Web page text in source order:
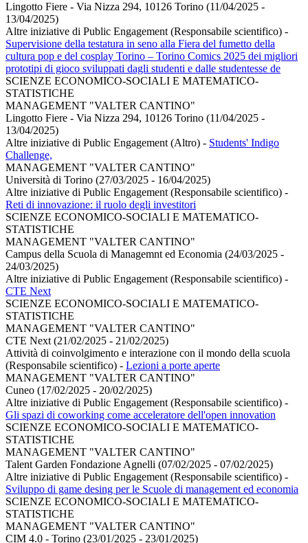
Lingotto Fiere - Via Nizza 294, 10126 Torino (11/04/2025 -
13/04/2025)
Altre iniziative di Public Engagement (Responsabile scientifico) -
Supervisione della testatura in seno alla Fiera del fumetto della
cultura pop e del cosplay Torino – Torino Comics 2025 dei migliori
prototipi di gioco sviluppati dagli studenti e dalle studentesse de
SCIENZE ECONOMICO-SOCIALI E MATEMATICO-
STATISTICHE
MANAGEMENT "VALTER CANTINO"
Lingotto Fiere - Via Nizza 294, 10126 Torino (11/04/2025 -
13/04/2025)
Altre iniziative di Public Engagement (Altro) - Students' Indigo
Challenge,
MANAGEMENT "VALTER CANTINO"
Università di Torino (27/03/2025 - 16/04/2025)
Altre iniziative di Public Engagement (Responsabile scientifico) -
Reti di innovazione: il ruolo degli investitori
SCIENZE ECONOMICO-SOCIALI E MATEMATICO-
STATISTICHE
MANAGEMENT "VALTER CANTINO"
Campus della Scuola di Managemnt ed Economia (24/03/2025 -
24/03/2025)
Altre iniziative di Public Engagement (Responsabile scientifico) -
CTE Next
SCIENZE ECONOMICO-SOCIALI E MATEMATICO-
STATISTICHE
MANAGEMENT "VALTER CANTINO"
CTE Next (21/02/2025 - 21/02/2025)
Attività di coinvolgimento e interazione con il mondo della scuola
(Responsabile scientifico) - Lezioni a porte aperte
MANAGEMENT "VALTER CANTINO"
Cuneo (17/02/2025 - 20/02/2025)
Altre iniziative di Public Engagement (Responsabile scientifico) -
Gli spazi di coworking come acceleratore dell'open innovation
SCIENZE ECONOMICO-SOCIALI E MATEMATICO-
STATISTICHE
MANAGEMENT "VALTER CANTINO"
Talent Garden Fondazione Agnelli (07/02/2025 - 07/02/2025)
Altre iniziative di Public Engagement (Responsabile scientifico) -
Sviluppo di game desing per le Scuole di management ed economia
SCIENZE ECONOMICO-SOCIALI E MATEMATICO-
STATISTICHE
MANAGEMENT "VALTER CANTINO"
CIM 4.0 - Torino (23/01/2025 - 23/01/2025)